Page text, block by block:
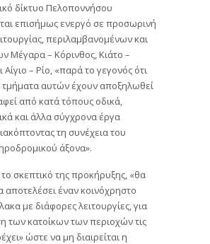
δίκτυο Πελοποννήσου
επισήμως ενεργό σε προσωρινή
περιλαμβανομένων και
Μέγαρα – Κόρινθος, Κιάτο –
Αίγιο – Ρίο, «παρά το γεγονός ότι
τμήματα αυτών έχουν αποξηλωθεί
από κατά τόπους οδικά,
και άλλα σύγχρονα έργα
τη συνέχεια του
άξονα».
σκεπτικό της προκήρυξης, «θα
έναν κοινόχρηστο
με διάφορες λειτουργίες, για
των κατοίκων των περιοχών τις
ώστε να μη διαιρείται η